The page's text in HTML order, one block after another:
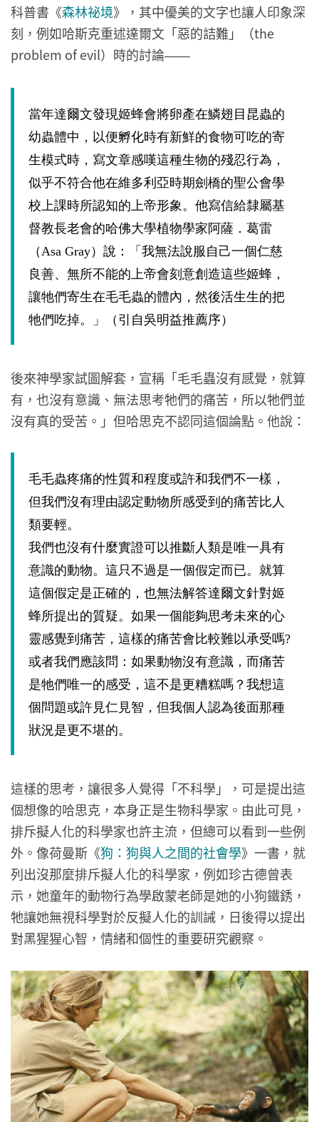
科普書《森林祕境》，其中優美的文字也讓人印象深
刻，例如哈斯克重述達爾文「惡的詰難」（the
problem of evil）時的討論——
當年達爾文發現姬蜂會將卵產在鱗翅目昆蟲的
幼蟲體中，以便孵化時有新鮮的食物可吃的寄
生模式時，寫文章感嘆這種生物的殘忍行為，
似乎不符合他在維多利亞時期劍橋的聖公會學
校上課時所認知的上帝形象。他寫信給隸屬基
督教長老會的哈佛大學植物學家阿薩．葛雷
（Asa Gray）說：「我無法說服自己一個仁慈
良善、無所不能的上帝會刻意創造這些姬蜂，
讓牠們寄生在毛毛蟲的體內，然後活生生的把
牠們吃掉。」（引自吳明益推薦序）
後來神學家試圖解套，宣稱「毛毛蟲沒有感覺，就算
有，也沒有意識、無法思考牠們的痛苦，所以牠們並
沒有真的受苦。」但哈思克不認同這個論點。他說：
毛毛蟲疼痛的性質和程度或許和我們不一樣，
但我們沒有理由認定動物所感受到的痛苦比人
類要輕。
我們也沒有什麼實證可以推斷人類是唯一具有
意識的動物。這只不過是一個假定而已。就算
這個假定是正確的，也無法解答達爾文針對姬
蜂所提出的質疑。如果一個能夠思考未來的心
靈感覺到痛苦，這樣的痛苦會比較難以承受嗎?
或者我們應該問：如果動物沒有意識，而痛苦
是牠們唯一的感受，這不是更糟糕嗎？我想這
個問題或許見仁見智，但我個人認為後面那種
狀況是更不堪的。
這樣的思考，讓很多人覺得「不科學」，可是提出這
個想像的哈思克，本身正是生物科學家。由此可見，
排斥擬人化的科學家也許主流，但總可以看到一些例
外。像荷曼斯《狗：狗與人之間的社會學》一書，就
列出沒那麼排斥擬人化的科學家，例如珍古德曾表
示，她童年的動物行為學啟蒙老師是她的小狗鐵銹，
牠讓她無視科學對於反擬人化的訓誡，日後得以提出
對黑猩猩心智，情緒和個性的重要研究觀察。